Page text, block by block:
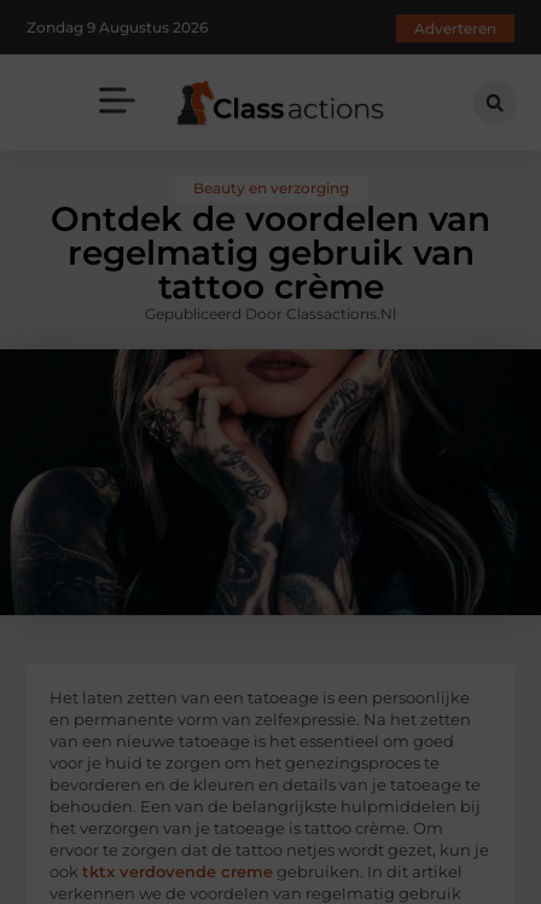
Zondag 9 Augustus 2026 Adverteren
Beauty en verzorging
Ontdek de voordelen van
regelmatig gebruik van
tattoo crème
Gepubliceerd Door Classactions.nl
Het laten zetten van een tatoeage is een persoonlijke
en permanente vorm van zelfexpressie. Na het zetten
van een nieuwe tatoeage is het essentieel om goed
voor je huid te zorgen om het genezingsproces te
bevorderen en de kleuren en details van je tatoeage te
behouden. Een van de belangrijkste hulpmiddelen bij
het verzorgen van je tatoeage is tattoo crème. Om
ervoor te zorgen dat de tattoo netjes wordt gezet, kun je
ooktktx verdovende creme gebruiken. In dit artikel
verkennen we de voordelen van regelmatig gebruik